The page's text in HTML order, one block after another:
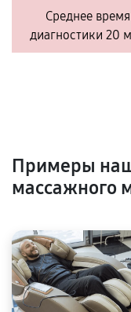
Среднее время
диагностики 20
Примеры
массажного